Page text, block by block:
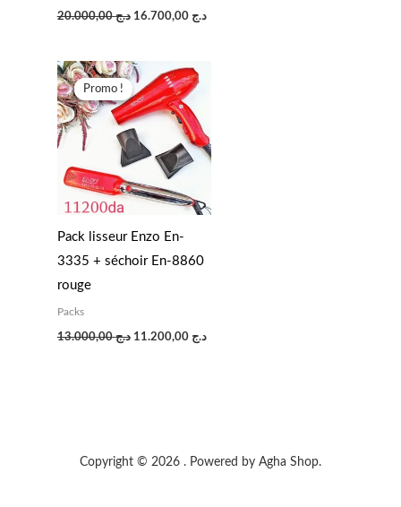
د.ج20.000,00 د.ج 16.700,00
Promo !
Promo !
Pack lisseur Enzo En-
3335 + séchoir En-8860
rouge
Packs
د.ج13.000,00
Le
prix
initial
était :
د.ج 11.200,00
Copyright © 2026 . Powered by Agha Shop.